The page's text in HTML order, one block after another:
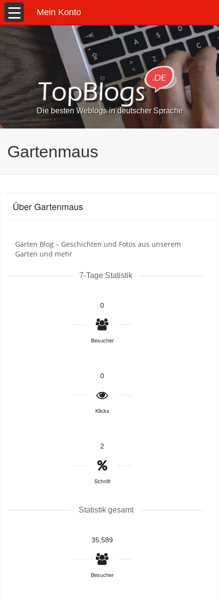
Mein Konto
Die besten Weblogs in deutscher Sprache
Gartenmaus
Über Gartenmaus
Garten Blog – Geschichten und Fotos aus unserem
Garten und mehr
7-Tage Statistik
0
Besucher
0
Klicks
2
Schnitt
Statistik gesamt
35,589
Besucher